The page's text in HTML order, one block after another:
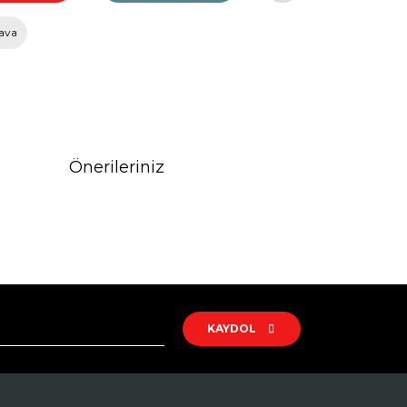
Önerileriniz
KAYDOL